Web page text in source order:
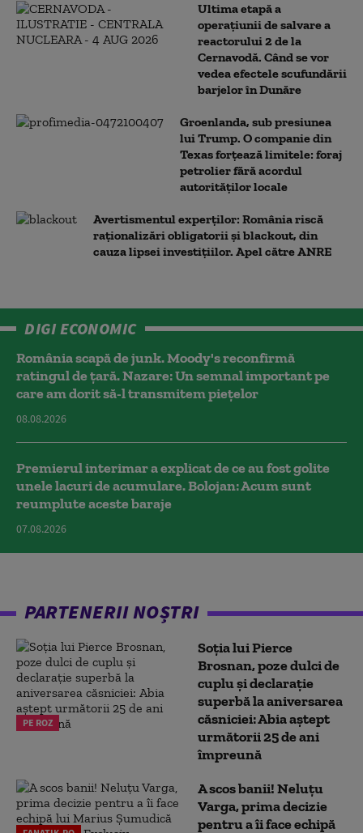
Ultima etapă a
operațiunii de salvare a
reactorului 2 de la
Cernavodă. Când se vor
vedea efectele scufundării
barjelor în Dunăre
Groenlanda, sub presiunea
lui Trump. O companie din
Texas forțează limitele: foraj
petrolier fără acordul
autorităților locale
Avertismentul experților: România riscă
raționalizări obligatorii și blackout, din
cauza lipsei investițiilor. Apel către ANRE
DIGI ECONOMIC
România scapă de junk. Moody's reconfirmă
ratingul de țară. Nazare: Un semnal important pe
care am dorit să-l transmitem piețelor
08.08.2026
Premierul interimar a explicat de ce au fost golite
unele lacuri de acumulare. Bolojan: Acum sunt
reumplute aceste baraje
07.08.2026
PARTENERII NOȘTRI
PE ROZ
Soția lui Pierce
Brosnan, poze dulci de
cuplu și declarație
superbă la aniversarea
căsniciei: Abia aștept
următorii 25 de ani
împreună
A scos banii! Neluțu
Varga, prima decizie
pentru a îi face echipă